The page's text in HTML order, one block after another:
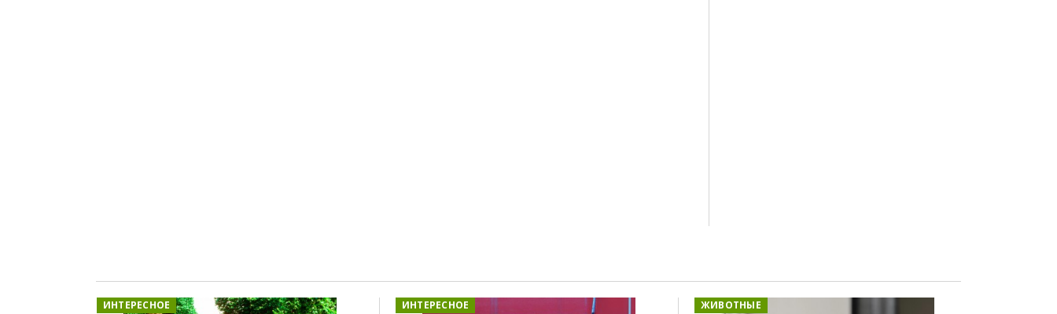
ИНТЕРЕСНОЕ ИНТЕРЕСНОЕ ЖИВОТНЫЕ